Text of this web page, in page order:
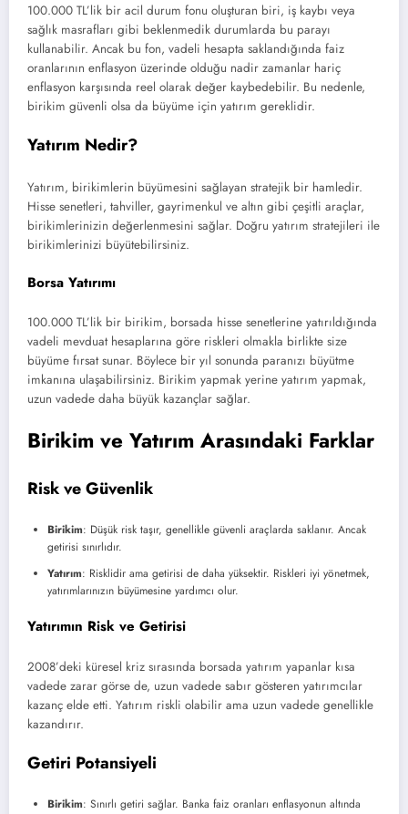
100.000 TL’lik bir acil durum fonu oluşturan biri, iş kaybı veya
sağlık masrafları gibi beklenmedik durumlarda bu parayı
kullanabilir. Ancak bu fon, vadeli hesapta saklandığında faiz
oranlarının enflasyon üzerinde olduğu nadir zamanlar hariç
enflasyon karşısında reel olarak değer kaybedebilir. Bu nedenle,
birikim güvenli olsa da büyüme için yatırım gereklidir.
Yatırım Nedir?
Yatırım, birikimlerin büyümesini sağlayan stratejik bir hamledir.
Hisse senetleri, tahviller, gayrimenkul ve altın gibi çeşitli araçlar,
birikimlerinizin değerlenmesini sağlar. Doğru yatırım stratejileri ile
birikimlerinizi büyütebilirsiniz.
Borsa Yatırımı
100.000 TL’lik bir birikim, borsada hisse senetlerine yatırıldığında
vadeli mevduat hesaplarına göre riskleri olmakla birlikte size
büyüme fırsat sunar. Böylece bir yıl sonunda paranızı büyütme
imkanına ulaşabilirsiniz. Birikim yapmak yerine yatırım yapmak,
uzun vadede daha büyük kazançlar sağlar.
Birikim ve Yatırım Arasındaki Farklar
Risk ve Güvenlik
Birikim: Düşük risk taşır, genellikle güvenli araçlarda saklanır. Ancak
getirisi sınırlıdır.
Yatırım: Risklidir ama getirisi de daha yüksektir. Riskleri iyi yönetmek,
yatırımlarınızın büyümesine yardımcı olur.
Yatırımın Risk ve Getirisi
2008’deki küresel kriz sırasında borsada yatırım yapanlar kısa
vadede zarar görse de, uzun vadede sabır gösteren yatırımcılar
kazanç elde etti. Yatırım riskli olabilir ama uzun vadede genellikle
kazandırır.
Getiri Potansiyeli
Birikim: Sınırlı getiri sağlar. Banka faiz oranları enflasyonun altında